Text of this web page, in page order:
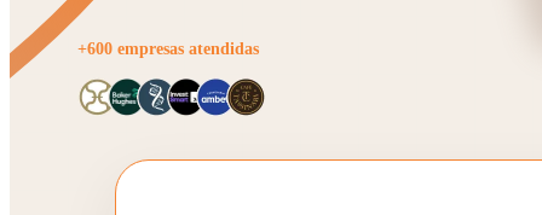
+600 empresas atendidas